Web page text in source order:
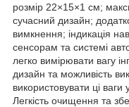
розмір 22×15×1 см;
сучасний дизайн;
вимкнення; індикація
сенсорам та системі
легко вимірювати вагу
дизайн та можливість
використовувати ці ваги
Легкість очищення та